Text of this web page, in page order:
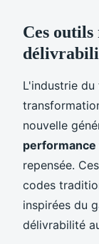
Ces
L'industrie
nouvelle
repensée.
codes
inspirées du
délivrabilité